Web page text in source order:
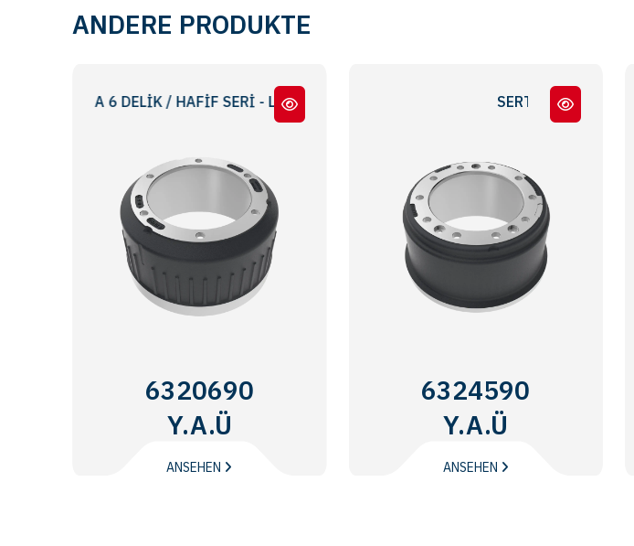
ANDERE PRODUKTE
6 DELİK / HAFİF SERİ - LIGHT SERIES 6 HOLES
6320690
Y.A.Ü
ANSEHEN
SERTEL T4 - 420 X 220
6324590
Y.A.Ü
ANSEHEN